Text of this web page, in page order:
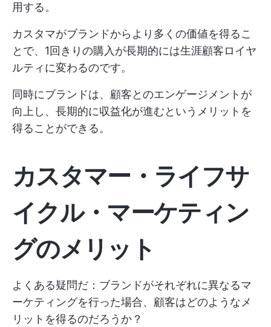
用する。
カスタマがブランドからより多くの価値を得るこ
とで、1回きりの購入が長期的には生涯顧客ロイヤ
ルティに変わるのです。
同時にブランドは、顧客とのエンゲージメントが
向上し、長期的に収益化が進むというメリットを
得ることができる。
カスタマー・ライフサ
イクル・マーケティン
グのメリット
よくある疑問だ：ブランドがそれぞれに異なるマ
ーケティングを行った場合、顧客はどのようなメ
リットを得るのだろうか？